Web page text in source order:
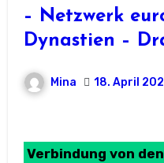
– Netzwerk
Dynastien –
Mina 18. April
Verbindung von den Visconti bis Sophie von